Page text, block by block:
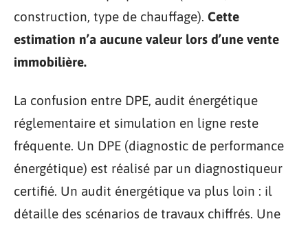
construction, type de chauffage). Cette
estimation n’a aucune valeur lors d’une vente
immobilière.
La confusion entre DPE, audit énergétique
réglementaire et simulation en ligne reste
fréquente. Un DPE (diagnostic de performance
énergétique) est réalisé par un diagnostiqueur
certifié. Un audit énergétique va plus loin : il
détaille des scénarios de travaux chiffrés. Une